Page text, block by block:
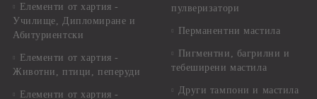
Елементи от хартия -
Училище, Дипломиране и
Абитуриентски
Елементи от хартия -
Животни, птици, пеперуди
Елементи от хартия -
пулверизатори
Перманентни мастила
Пигментни, багрилни и
тебеширени мастила
Други тампони и мастила